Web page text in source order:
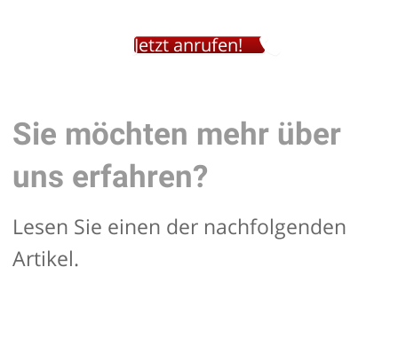
Jetzt anrufen!
Sie möchten mehr über
uns erfahren?
Lesen Sie einen der nachfolgenden
Artikel.